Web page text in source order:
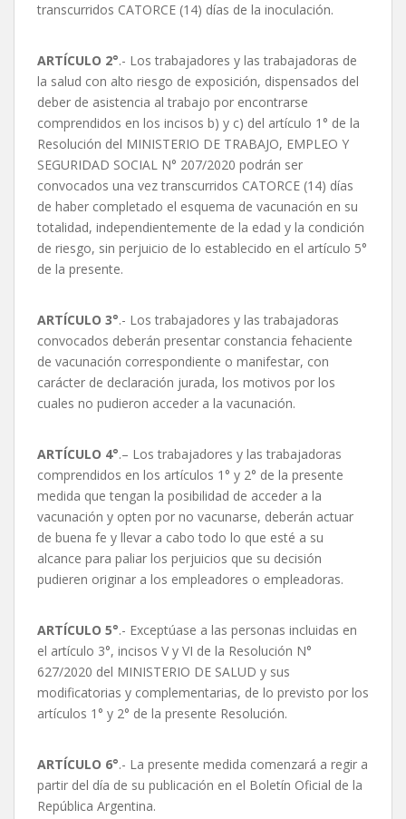
transcurridos CATORCE (14) días de la inoculación.
ARTÍCULO 2°.- Los trabajadores y las trabajadoras de
la salud con alto riesgo de exposición, dispensados del
deber de asistencia al trabajo por encontrarse
comprendidos en los incisos b) y c) del artículo 1° de la
Resolución del MINISTERIO DE TRABAJO, EMPLEO Y
SEGURIDAD SOCIAL N° 207/2020 podrán ser
convocados una vez transcurridos CATORCE (14) días
de haber completado el esquema de vacunación en su
totalidad, independientemente de la edad y la condición
de riesgo, sin perjuicio de lo establecido en el artículo 5°
de la presente.
ARTÍCULO 3°.- Los trabajadores y las trabajadoras
convocados deberán presentar constancia fehaciente
de vacunación correspondiente o manifestar, con
carácter de declaración jurada, los motivos por los
cuales no pudieron acceder a la vacunación.
ARTÍCULO 4°.– Los trabajadores y las trabajadoras
comprendidos en los artículos 1° y 2° de la presente
medida que tengan la posibilidad de acceder a la
vacunación y opten por no vacunarse, deberán actuar
de buena fe y llevar a cabo todo lo que esté a su
alcance para paliar los perjuicios que su decisión
pudieren originar a los empleadores o empleadoras.
ARTÍCULO 5°.- Exceptúase a las personas incluidas en
el artículo 3°, incisos V y VI de la Resolución N°
627/2020 del MINISTERIO DE SALUD y sus
modificatorias y complementarias, de lo previsto por los
artículos 1° y 2° de la presente Resolución.
ARTÍCULO 6°.- La presente medida comenzará a regir a
partir del día de su publicación en el Boletín Oficial de la
República Argentina.